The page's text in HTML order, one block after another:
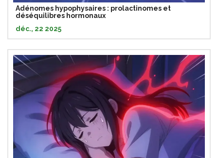
Adénomes hypophysaires : prolactinomes et
déséquilibres hormonaux
déc., 22 2025